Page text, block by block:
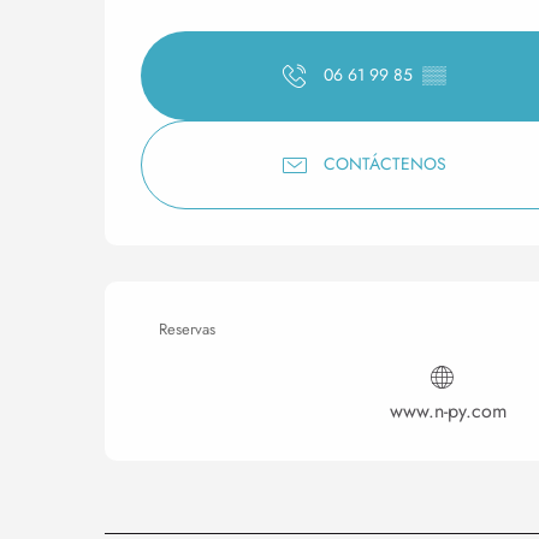
06 61 99 85 ▒▒
CONTÁCTENOS
Reservas
www.n-py.com